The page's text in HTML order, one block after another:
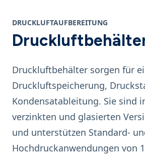
DRUCKLUFTAUFBEREITUNG
Druckluftbehälter sorgen für
Druckluftspeicherung,
Kondensatableitung. Sie sind
verzinkten und glasierten
und unterstützen Standard-
Hochdruckanwendungen von